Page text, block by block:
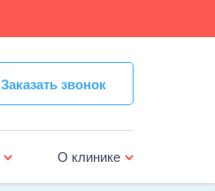
Заказать звонок
Заказать звонок
О клинике